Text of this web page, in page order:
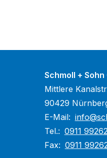
Schmoll + Sohn
Mittlere
90429
E-Mail:
Tel.: 0911
Fax: 0911